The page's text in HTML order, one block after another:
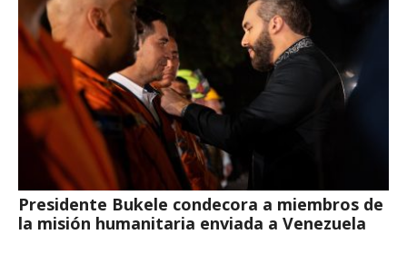
Presidente Bukele condecora a miembros de
la misión humanitaria enviada a Venezuela